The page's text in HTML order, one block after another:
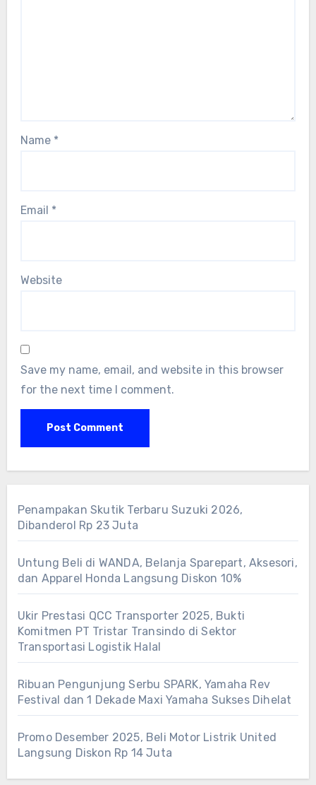
Name *
Email *
Website
Save my name, email, and website in this browser
for the next time I comment.
Penampakan Skutik Terbaru Suzuki 2026,
Dibanderol Rp 23 Juta
Untung Beli di WANDA, Belanja Sparepart, Aksesori,
dan Apparel Honda Langsung Diskon 10%
Ukir Prestasi QCC Transporter 2025, Bukti
Komitmen PT Tristar Transindo di Sektor
Transportasi Logistik Halal
Ribuan Pengunjung Serbu SPARK, Yamaha Rev
Festival dan 1 Dekade Maxi Yamaha Sukses Dihelat
Promo Desember 2025, Beli Motor Listrik United
Langsung Diskon Rp 14 Juta